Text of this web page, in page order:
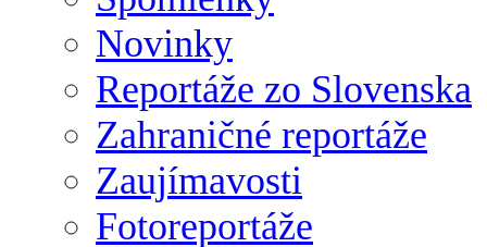
Novinky
Reportáže zo Slovenska
Zahraničné reportáže
Zaujímavosti
Fotoreportáže